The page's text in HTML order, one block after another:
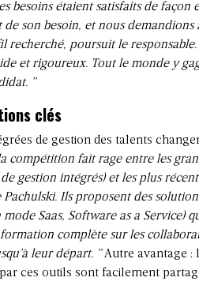
besoins étaient satisfaits de façon
son besoin, et nous demandions
recherché, poursuit le responsable.
et rigoureux. Tout le monde y
”
clés
de gestion des talents
compétition fait rage entre les
gestion intégrés) et les plus
Ils proposent des
Saas, Software as a Service)
complète sur les
leur départ. ”Autre avantage :
ces outils sont facilement